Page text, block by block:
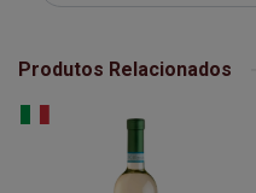
Produtos Relacionados